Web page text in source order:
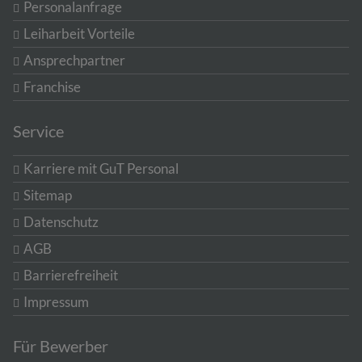
Personalanfrage
Leiharbeit Vorteile
Ansprechpartner
Franchise
Service
Karriere mit GuT Personal
Sitemap
Datenschutz
AGB
Barrierefreiheit
Impressum
Für Bewerber